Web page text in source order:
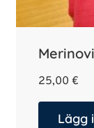
25,00 €
Lägg